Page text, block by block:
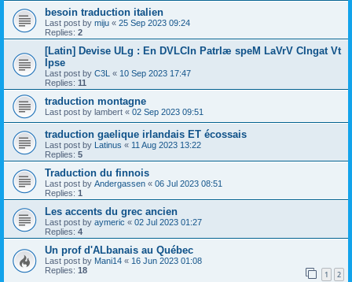
besoin traduction italien
Last post by miju « 25 Sep 2023 09:24
Replies: 2
[Latin] Devise ULg : En DVLCIn PatrIæ speM LaVrV CIngat Vt
Ipse
Last post by C3L « 10 Sep 2023 17:47
Replies: 11
traduction montagne
Last post by lambert « 02 Sep 2023 09:51
traduction gaelique irlandais ET écossais
Last post by Latinus « 11 Aug 2023 13:22
Replies: 5
Traduction du finnois
Last post by Andergassen « 06 Jul 2023 08:51
Replies: 1
Les accents du grec ancien
Last post by aymeric « 02 Jul 2023 01:27
Replies: 4
Un prof d'ALbanais au Québec
Last post by Mani14 « 16 Jun 2023 01:08
Replies: 18 1 2